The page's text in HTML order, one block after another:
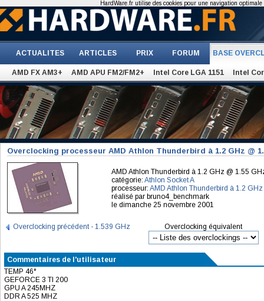
ACTUALITES ARTICLES PRIX FORUM BASE
AMD FX AM3+ AMD APU FM2/FM2+ Intel Core LGA 1151 Intel
Overclocking processeur AMD Athlon Thunderbird à 1.2 GHz @
AMD Athlon Thunderbird à 1.2 GHz @ 1.55
catégorie: Athlon Socket A
processeur: AMD Athlon Thunderbird à 1.2 GHz
réalisé par bruno4_benchmark
le dimanche 25 novembre 2001
Overclocking précédent - 1.539 GHz Overclocking équivalent
Commentaires de l'utilisateur
TEMP 46°
GEFORCE 3 TI 200
GPU A 245MHZ
DDR A 525 MHZ
HardWare.fr utilise des cookies pour une navigation